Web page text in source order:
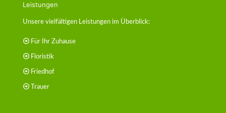
Leistungen
Unsere vielfältigen Leistungen im Überblick:
Für Ihr Zuhause
Floristik
Friedhof
Trauer